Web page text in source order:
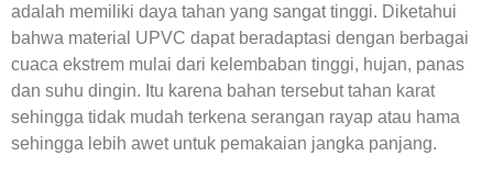
adalah memiliki daya tahan yang sangat tinggi. Diketahui
bahwa material UPVC dapat beradaptasi dengan berbagai
cuaca ekstrem mulai dari kelembaban tinggi, hujan, panas
dan suhu dingin. Itu karena bahan tersebut tahan karat
sehingga tidak mudah terkena serangan rayap atau hama
sehingga lebih awet untuk pemakaian jangka panjang.